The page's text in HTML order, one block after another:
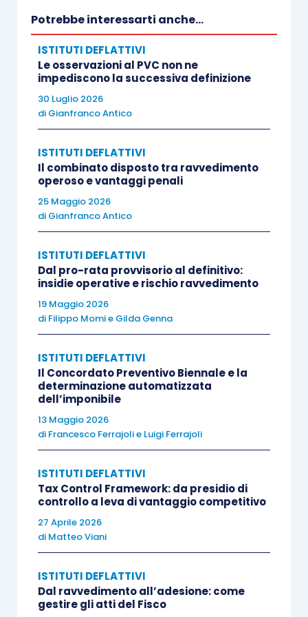
“raggruppate” nel comma 1 , prevedendo che “
contribuente può interpellare l’amministrazione
finanziaria per ottenere una
fattispecie concrete e personalirelativamente alla:
a)applicazione delle disposizioni tributarie
corretta interpretazione;
b)corretta qualificazione di fattispecie
delle disposizioni tributarie ad esse applicabili;
c)disciplina dell’abuso del diritto
specifica fattispecie;
d)disapplicazione di disposizioni tributarie
deduzioni, detrazioni, crediti d’imposta, o altre
posizioni soggettive del contribuente altrimenti
ammesse dall’ordinamento tributario, fornendo la
dimostrazione che nella particolare fattispecie tali
effetti elusivi non possono verificarsi;
e) sussistenza dellecondizioni e valutazione della
idoneità degli elementi probatoririchiesti dalla
legge per l’adozione di specifici regimi fiscali nei
casi espressamente previsti dalla legge;
f) sussistenza dellecondizioni e valutazione della
idoneità degli elementi probatori
Potrebbe interessarti anche...
ISTITUTI DEFLATTIVI
Le osservazioni al PVC non ne
impediscono la successiva definizione
30 Luglio 2026
di Gianfranco Antico
ISTITUTI DEFLATTIVI
Il combinato disposto tra ravvedimento
operoso e vantaggi penali
25 Maggio 2026
di Gianfranco Antico
ISTITUTI DEFLATTIVI
Dal pro-rata provvisorio al definitivo:
insidie operative e rischio ravvedimento
19 Maggio 2026
di Filippo Momie Gilda Genna
ISTITUTI DEFLATTIVI
Il Concordato Preventivo Biennale e la
determinazione automatizzata
dell’imponibile
13 Maggio 2026
di Francesco Ferrajolie Luigi Ferrajoli
ISTITUTI DEFLATTIVI
Tax Control Framework: da presidio di
controllo a leva di vantaggio competitivo
27 Aprile 2026
di Matteo Viani
ISTITUTI DEFLATTIVI
Dal ravvedimento all’adesione: come
gestire gli atti del Fisco